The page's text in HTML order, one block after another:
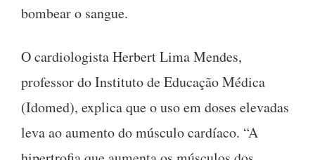
bombear o sangue.
O cardiologista Herbert Lima Mendes,
professor do Instituto de Educação Médica
(Idomed), explica que o uso em doses elevadas
leva ao aumento do músculo cardíaco. “A